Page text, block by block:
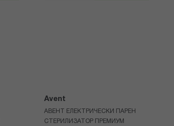
Avent
АВЕНТ ЕЛЕКТРИЧЕСКИ ПАРЕН
СТЕРИЛИЗАТОР ПРЕМИУМ